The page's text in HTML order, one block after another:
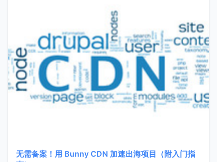
无需备案！用 Bunny CDN 加速出海项目（附入门指